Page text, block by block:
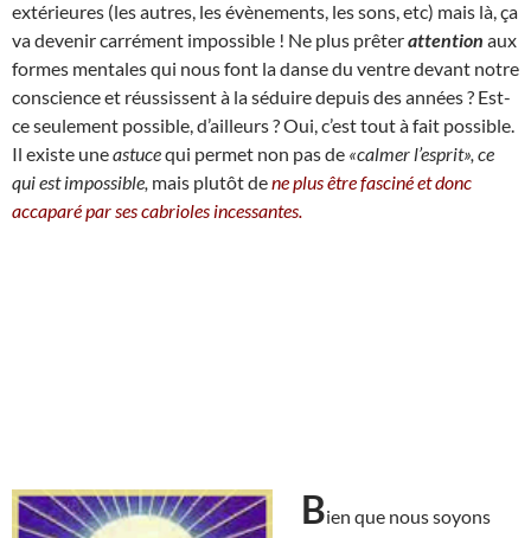
extérieures (les autres, les évènements, les sons, etc) mais là, ça
va devenir carrément impossible ! Ne plus prêterattention aux
formes mentales qui nous font la danse du ventre devant notre
conscience et réussissent à la séduire depuis des années ? Est-
ce seulement possible, d’ailleurs ? Oui, c’est tout à fait possible.
Il existe uneastucequi permet non pas de «calmer l’esprit», ce
qui est impossible, mais plutôt dene plus être fasciné et donc
accaparé par ses cabrioles incessantes.
Bien que nous soyons